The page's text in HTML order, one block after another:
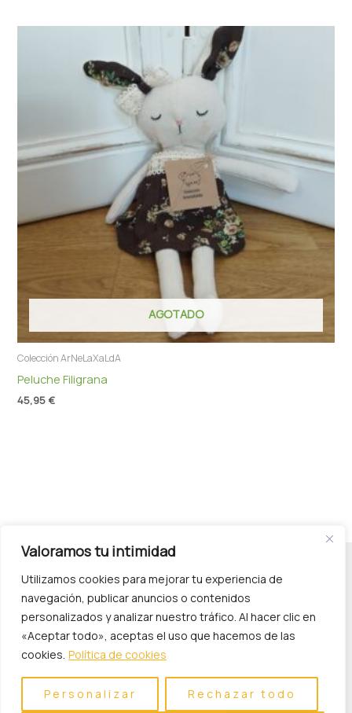
Valoramos tu intimidad
Utilizamos cookies para mejorar tu experiencia de
navegación, publicar anuncios o contenidos
personalizados y analizar nuestro tráfico. Al hacer clic en
«Aceptar todo», aceptas el uso que hacemos de las
cookies. Política de cookies
Personalizar Rechazar todo
AGOTADO
Colección ArNeLaXaLdA
Peluche Filigrana
45,95 €
Política de Privacidad